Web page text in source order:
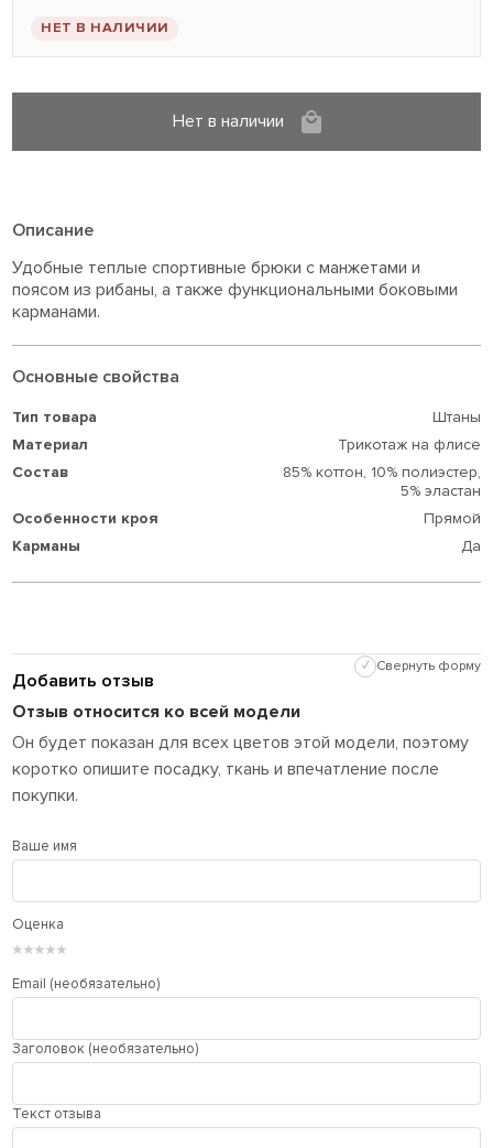
НЕТ В НАЛИЧИИ
Нет в наличии
Описание
Удобные теплые спортивные брюки с манжетами и
поясом из рибаны, а также функциональными боковыми
карманами.
Основные свойства
Тип товара
Штаны
Материал
Трикотаж на флисе
Состав
85% коттон, 10% полиэстер,
5% эластан
Особенности кроя
Прямой
Карманы
Да
Добавить отзыв
✓ Свернуть форму
Отзыв относится ко всей модели
Он будет показан для всех цветов этой модели, поэтому
коротко опишите посадку, ткань и впечатление после
покупки.
Ваше имя
Оценка
★
★
★
★
★
Email (необязательно)
Заголовок (необязательно)
Текст отзыва